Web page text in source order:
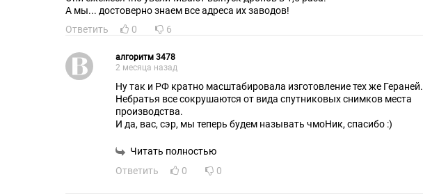
А мы... достоверно знаем все адреса их заводов!
Ответить
0 6
алгоритм 3478
2 месяца назад
Ну так и РФ кратно масштабировала изготовление тех же Гераней.
Небратья все сокрушаются от вида спутниковых снимков места
производства.
И да, вас, сэр, мы теперь будем называть чмоНик, спасибо :)
Читать полностью
Ответить
0 0